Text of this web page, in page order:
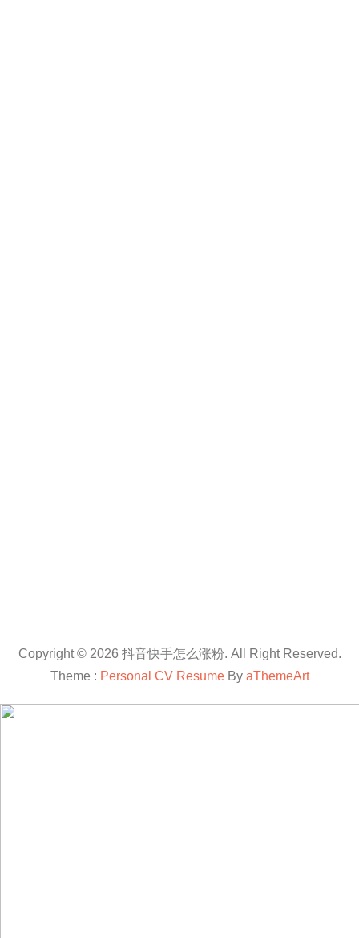
Copyright © 2026 抖音快手怎么涨粉. All Right Reserved.
Theme : Personal CV ResumeBy aThemeArt